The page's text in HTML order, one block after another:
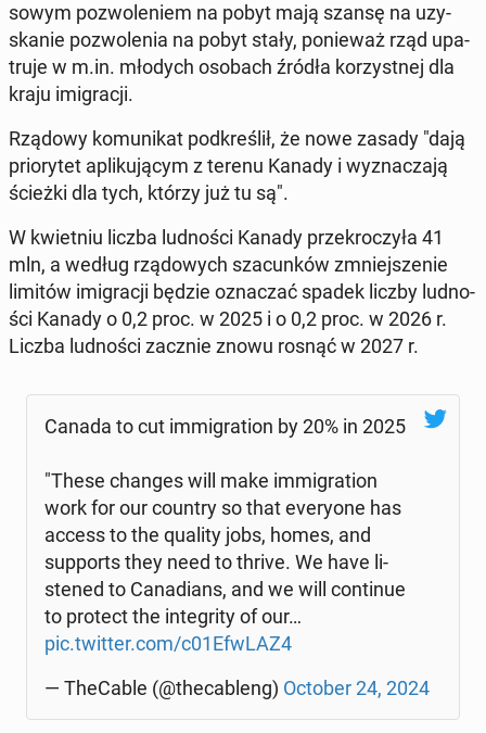
so­wym po­zwo­le­niem na pobyt mają szansę na uzy­
ska­nie po­zwo­le­nia na pobyt stały, po­nie­waż rząd upa­
tru­je w m.in. młodych osobach źródła ko­rzyst­nej dla
kraju imi­gra­cji.
Rządowy ko­mu­ni­kat pod­kre­ślił, że nowe zasady "dają
prio­ry­tet apli­ku­ją­cym z terenu Kanady i wy­zna­cza­ją
ścieżki dla tych, którzy już tu są".
W kwiet­niu liczba lud­no­ści Kanady prze­kro­czy­ła 41
mln, a według rzą­do­wych sza­cun­ków zmniej­sze­nie
limitów imi­gra­cji będzie ozna­czać spadek liczby lud­no­
ści Kanady o 0,2 proc. w 2025 i o 0,2 proc. w 2026 r.
Liczba lud­no­ści zacznie znowu rosnąć w 2027 r.
Canada to cut im­mi­gra­tion by 20% in 2025
"These changes will make im­mi­gra­tion
work for our country so that eve­ry­one has
access to the quality jobs, homes, and
sup­ports they need to thrive. We have li­
ste­ned to Ca­na­dians, and we will con­ti­nue
to protect the in­te­gri­ty of our…
pic.twitter.com/c01EfwLAZ4
— The­Ca­ble (@the­ca­bleng) October 24, 2024